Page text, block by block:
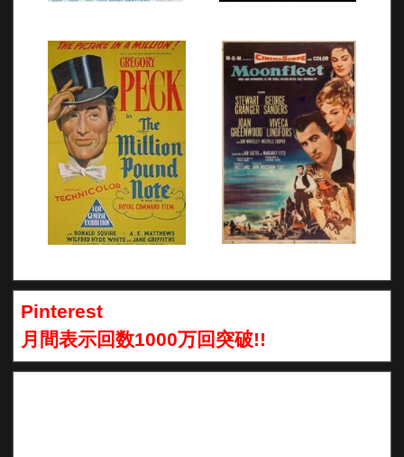
Pinterest
月間表示回数1000万回突破!!